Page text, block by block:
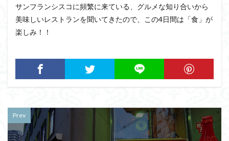
サンフランシスコに頻繁に来ている、グルメな知り合いから
美味しいレストランを聞いてきたので、この4日間は「食」が
楽しみ！！
Prev